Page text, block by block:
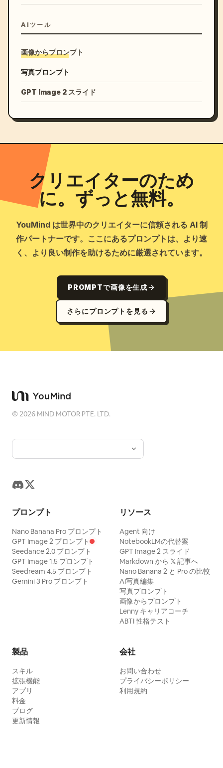
AIツール
画像からプロンプト
写真プロンプト
GPT Image 2 スライド
クリエイターのため
に。ずっと無料。
YouMind は世界中のクリエイターに信頼される AI 制
作パートナーです。ここにあるプロンプトは、より速
く、より良い制作を助けるために厳選されています。
PROMPTで画像を生成
さらにプロンプトを見る
©2026 MIND MOTOR PTE. LTD.
プロンプト
Nano Banana Pro プロンプト
GPT Image 2 プロンプト
Seedance 2.0 プロンプト
GPT Image 1.5 プロンプト
Seedream 4.5 プロンプト
Gemini 3 Pro プロンプト
リソース
Agent 向け
NotebookLMの代替案
GPT Image 2 スライド
Markdown から 𝕏 記事へ
Nano Banana 2 と Pro の比較
AI写真編集
写真プロンプト
画像からプロンプト
Lenny キャリアコーチ
ABTI 性格テスト
製品
スキル
拡張機能
アプリ
料金
ブログ
更新情報
会社
お問い合わせ
プライバシーポリシー
利用規約